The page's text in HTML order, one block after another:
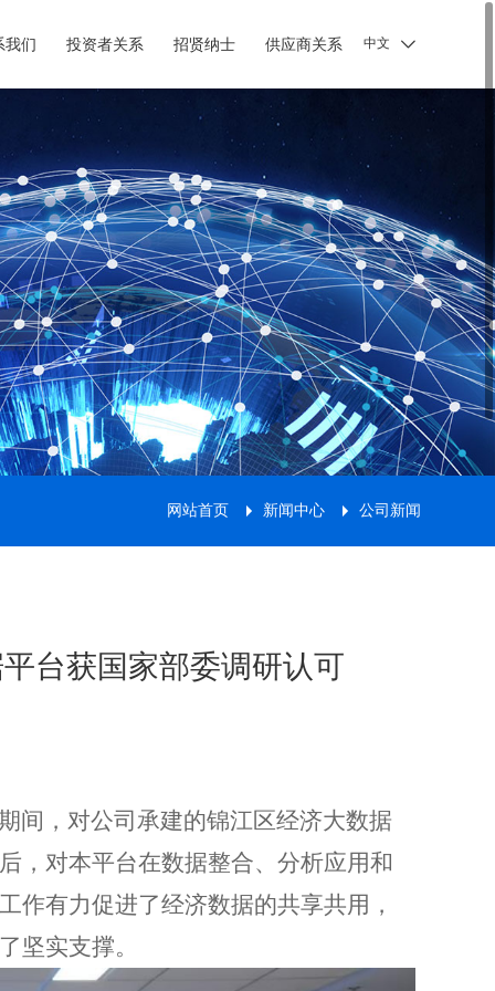
慧健康
慧物联
慧手术室
字化科研
慧医教
新集成
行业解决方案
• 政府
• 烟草
• 油气
• 印钞造币
• 医疗
• 教育
我们 投资者关系 招贤纳士 供应商关系 中文 
网站首页 新闻中心 公司新闻
台获国家部委调研认可
，对公司承建的锦江区经济大数据
，对本平台在数据整合、分析应用和
作有力促进了经济数据的共享共用，
坚实支撑。